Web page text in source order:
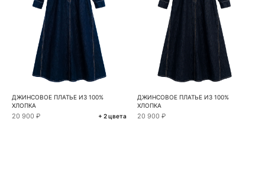
ДЖИНСОВОЕ ПЛАТЬЕ ИЗ 100%
ХЛОПКА
20 900 ₽ + 2 цвета
ДЖИНСОВОЕ ПЛАТЬЕ ИЗ 100%
ХЛОПКА
20 900 ₽